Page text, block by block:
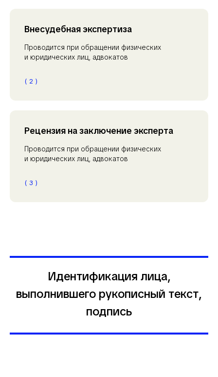
Внесудебная экспертиза
Проводится при обращении физических
и юридических лиц, адвокатов
( 2 )
Рецензия на заключение эксперта
Проводится при обращении физических
и юридических лиц, адвокатов
( 3 )
Идентификация лица,
выполнившего рукописный текст,
подпись